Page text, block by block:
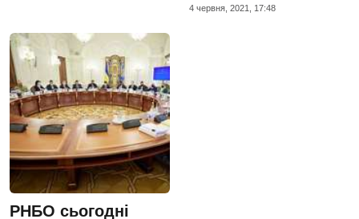
4 червня, 2021, 17:48
РНБО сьогодні